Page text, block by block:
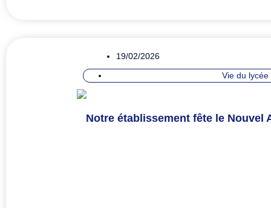
19/02/2026
Vie du lycée
Notre établissement fête le Nouvel